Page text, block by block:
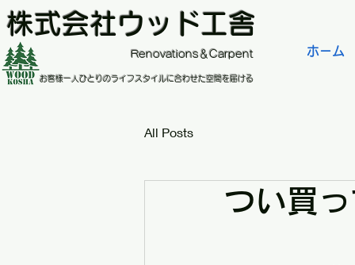
ホーム
株式会社ウッド工舎
​Renovations＆Carpent
お客様一人ひとりのライフスタイルに合わせた空間を届ける
All Posts
つい買